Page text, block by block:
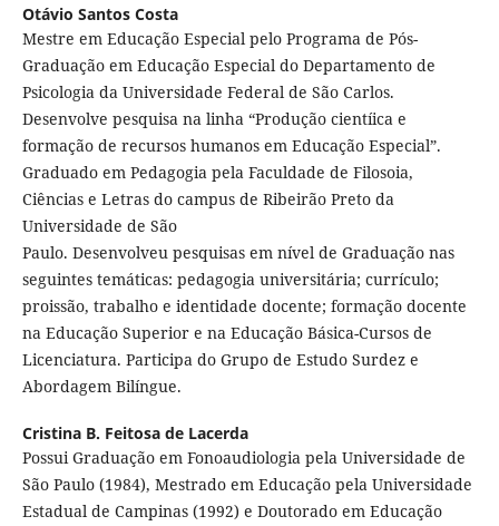
Otávio Santos Costa
Mestre em Educação Especial pelo Programa de Pós-
Graduação em Educação Especial do Departamento de
Psicologia da Universidade Federal de São Carlos.
Desenvolve pesquisa na linha “Produção cientíica e
formação de recursos humanos em Educação Especial”.
Graduado em Pedagogia pela Faculdade de Filosoia,
Ciências e Letras do campus de Ribeirão Preto da
Universidade de São
Paulo. Desenvolveu pesquisas em nível de Graduação nas
seguintes temáticas: pedagogia universitária; currículo;
proissão, trabalho e identidade docente; formação docente
na Educação Superior e na Educação Básica-Cursos de
Licenciatura. Participa do Grupo de Estudo Surdez e
Abordagem Bilíngue.
Cristina B. Feitosa de Lacerda
Possui Graduação em Fonoaudiologia pela Universidade de
São Paulo (1984), Mestrado em Educação pela Universidade
Estadual de Campinas (1992) e Doutorado em Educação